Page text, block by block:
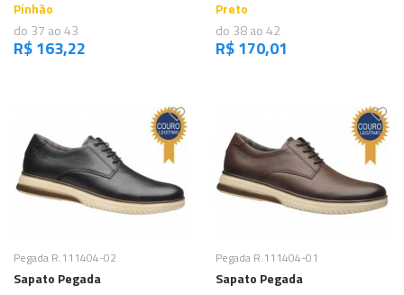
Pinhão
do 37 ao 43
R$ 163,22
Preto
do 38 ao 42
R$ 170,01
Comprar
Pegada R.111404-02
Sapato Pegada
Comprar
Pegada R.111404-01
Sapato Pegada